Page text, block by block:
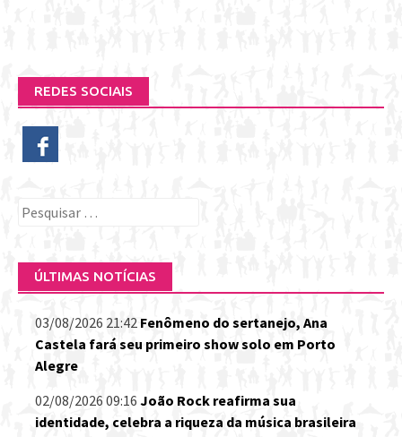
REDES SOCIAIS
Pesquisar
ÚLTIMAS NOTÍCIAS
03/08/2026 21:42 Fenômeno do sertanejo, Ana
Castela fará seu primeiro show solo em Porto
Alegre
02/08/2026 09:16 João Rock reafirma sua
identidade, celebra a riqueza da música brasileira